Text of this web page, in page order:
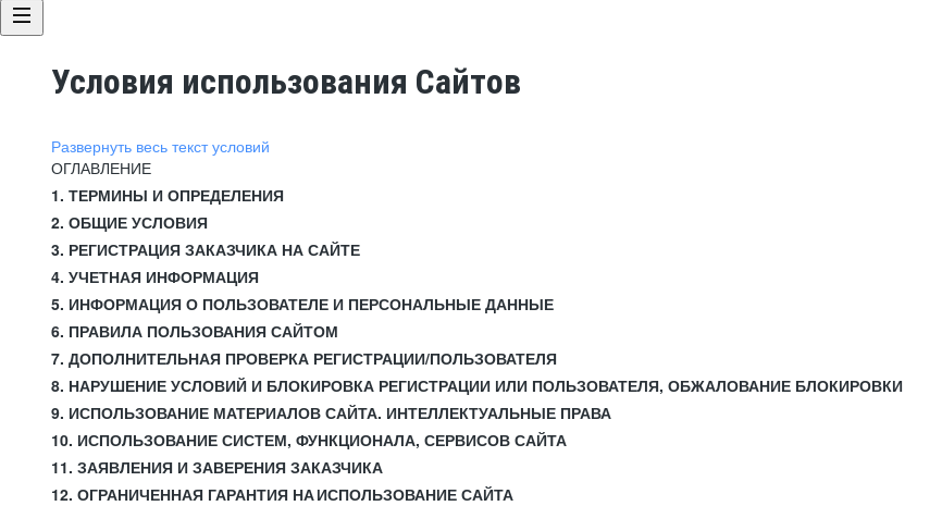
Условия использования Сайтов
Развернуть весь текст условий
ОГЛАВЛЕНИЕ
1. ТЕРМИНЫ И ОПРЕДЕЛЕНИЯ
2. ОБЩИЕ УСЛОВИЯ
3. РЕГИСТРАЦИЯ ЗАКАЗЧИКА НА САЙТЕ
4. УЧЕТНАЯ ИНФОРМАЦИЯ
5. ИНФОРМАЦИЯ О ПОЛЬЗОВАТЕЛЕ И ПЕРСОНАЛЬНЫЕ ДАННЫЕ
6. ПРАВИЛА ПОЛЬЗОВАНИЯ САЙТОМ
7. ДОПОЛНИТЕЛЬНАЯ ПРОВЕРКА РЕГИСТРАЦИИ/ПОЛЬЗОВАТЕЛЯ
8. НАРУШЕНИЕ УСЛОВИЙ И БЛОКИРОВКА РЕГИСТРАЦИИ ИЛИ ПОЛЬЗОВАТЕЛЯ, ОБЖАЛОВАНИЕ БЛОКИРОВКИ
9. ИСПОЛЬЗОВАНИЕ МАТЕРИАЛОВ САЙТА. ИНТЕЛЛЕКТУАЛЬНЫЕ ПРАВА
10. ИСПОЛЬЗОВАНИЕ СИСТЕМ, ФУНКЦИОНАЛА, СЕРВИСОВ САЙТА
11. ЗАЯВЛЕНИЯ И ЗАВЕРЕНИЯ ЗАКАЗЧИКА
12. ОГРАНИЧЕННАЯ ГАРАНТИЯ НА ИСПОЛЬЗОВАНИЕ САЙТА